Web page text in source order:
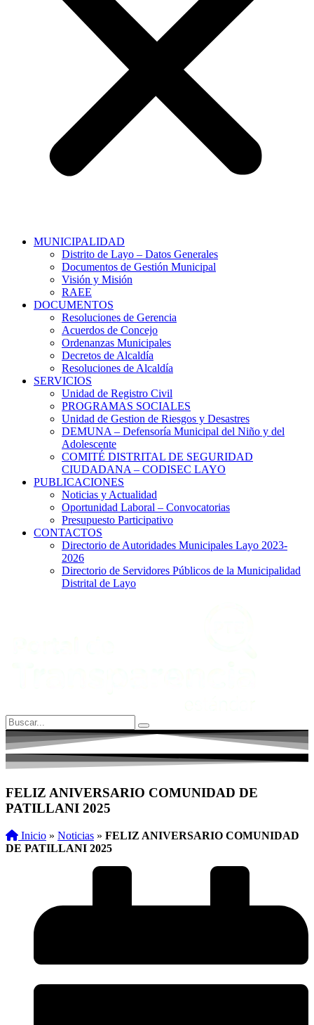
MUNICIPALIDAD
Distrito de Layo – Datos Generales
Documentos de Gestión Municipal
Visión y Misión
RAEE
DOCUMENTOS
Resoluciones de Gerencia
Acuerdos de Concejo
Ordenanzas Municipales
Decretos de Alcaldía
Resoluciones de Alcaldía
SERVICIOS
Unidad de Registro Civil
PROGRAMAS SOCIALES
Unidad de Gestion de Riesgos y Desastres
DEMUNA – Defensoría Municipal del Niño y del
Adolescente
COMITÉ DISTRITAL DE SEGURIDAD
CIUDADANA – CODISEC LAYO
PUBLICACIONES
Noticias y Actualidad
Oportunidad Laboral – Convocatorias
Presupuesto Participativo
CONTACTOS
Directorio de Autoridades Municipales Layo 2023-
2026
Directorio de Servidores Públicos de la Municipalidad
Distrital de Layo
FELIZ ANIVERSARIO COMUNIDAD DE
PATILLANI 2025
Inicio » Noticias » FELIZ ANIVERSARIO COMUNIDAD
DE PATILLANI 2025